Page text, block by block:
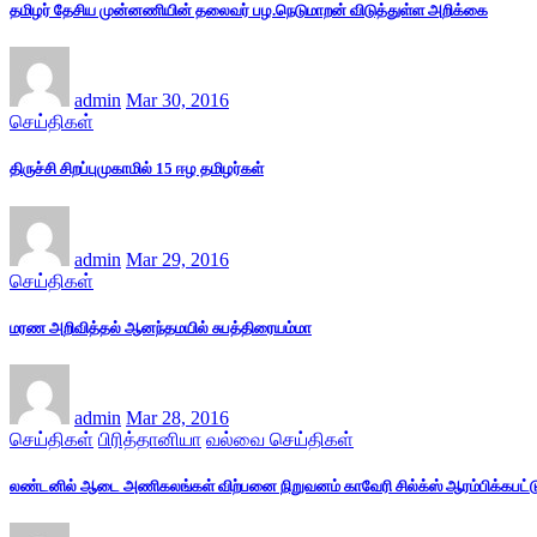
தமிழர் தேசிய முன்னணியின் தலைவர் பழ.நெடுமாறன் விடுத்துள்ள அறிக்கை
admin Mar 30, 2016
செய்திகள்
திருச்சி சிறப்புமுகாமில் 15 ஈழ தமிழர்கள்
admin Mar 29, 2016
செய்திகள்
மரண அறிவித்தல் ஆனந்தமயில் சுபத்திரையம்மா
admin Mar 28, 2016
செய்திகள் பிரித்தானியா வல்வை செய்திகள்
லண்டனில் ஆடை அணிகலங்கள் விற்பனை நிறுவனம் காவேரி சில்க்ஸ்